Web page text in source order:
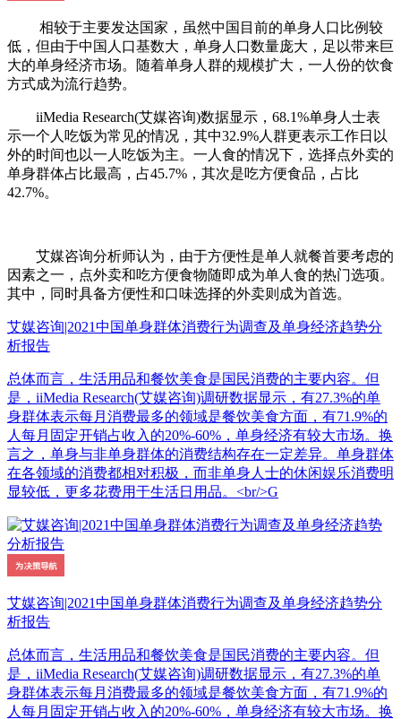
相较于主要发达国家，虽然中国目前的单身人口比例较
低，但由于中国人口基数大，单身人口数量庞大，足以带来巨
大的单身经济市场。随着单身人群的规模扩大，一人份的饮食
方式成为流行趋势。
iiMedia Research(艾媒咨询)数据显示，68.1%单身人士表
示一个人吃饭为常见的情况，其中32.9%人群更表示工作日以
外的时间也以一人吃饭为主。一人食的情况下，选择点外卖的
单身群体占比最高，占45.7%，其次是吃方便食品，占比
42.7%。
艾媒咨询分析师认为，由于方便性是单人就餐首要考虑的
因素之一，点外卖和吃方便食物随即成为单人食的热门选项。
其中，同时具备方便性和口味选择的外卖则成为首选。
艾媒咨询|2021中国单身群体消费行为调查及单身经济趋势分
析报告
总体而言，生活用品和餐饮美食是国民消费的主要内容。但
是，iiMedia Research(艾媒咨询)调研数据显示，有27.3%的单
身群体表示每月消费最多的领域是餐饮美食方面，有71.9%的
人每月固定开销占收入的20%-60%，单身经济有较大市场。换
言之，单身与非单身群体的消费结构存在一定差异。单身群体
在各领域的消费都相对积极，而非单身人士的休闲娱乐消费明
显较低，更多花费用于生活日用品。<br/>G
艾媒咨询|2021中国单身群体消费行为调查及单身经济趋势分
析报告
总体而言，生活用品和餐饮美食是国民消费的主要内容。但
是，iiMedia Research(艾媒咨询)调研数据显示，有27.3%的单
身群体表示每月消费最多的领域是餐饮美食方面，有71.9%的
人每月固定开销占收入的20%-60%，单身经济有较大市场。换